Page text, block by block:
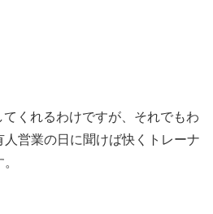
くれるわけですが、それでもわ
営業の日に聞けば快くトレーナ